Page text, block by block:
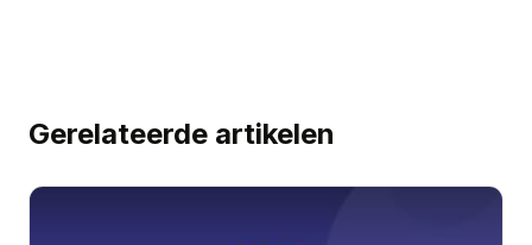
Gerelateerde artikelen